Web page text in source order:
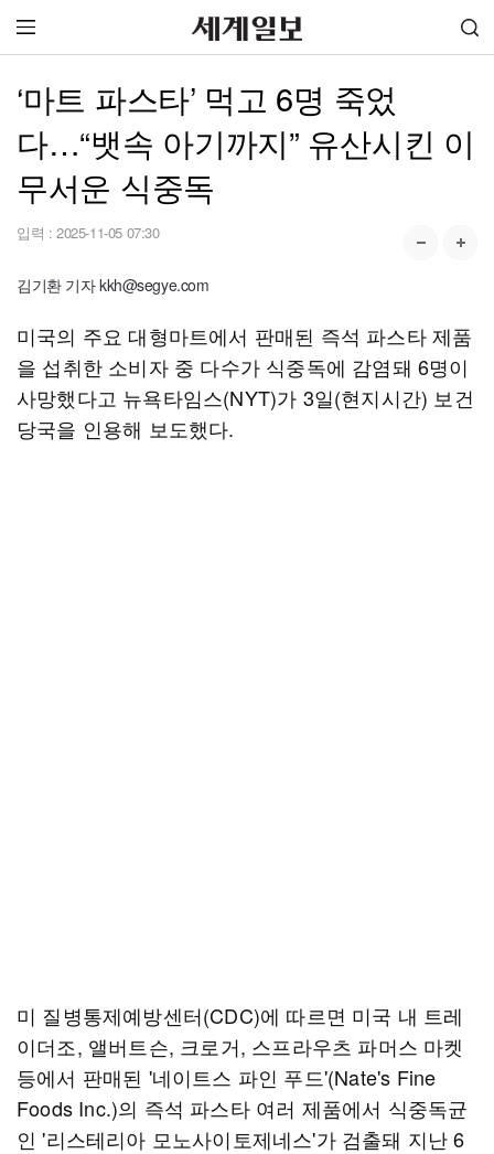
‘마트 파스타’ 먹고 6명 죽었
다…“뱃속 아기까지” 유산시킨 이
무서운 식중독
입력 : 2025-11-05 07:30
김기환 기자 kkh@segye.com
미국의 주요 대형마트에서 판매된 즉석 파스타 제품
을 섭취한 소비자 중 다수가 식중독에 감염돼 6명이
사망했다고 뉴욕타임스(NYT)가 3일(현지시간) 보건
당국을 인용해 보도했다.
미 질병통제예방센터(CDC)에 따르면 미국 내 트레
이더조, 앨버트슨, 크로거, 스프라우츠 파머스 마켓
등에서 판매된 '네이트스 파인 푸드'(Nate's Fine
Foods Inc.)의 즉석 파스타 여러 제품에서 식중독균
인 '리스테리아 모노사이토제네스'가 검출돼 지난 6